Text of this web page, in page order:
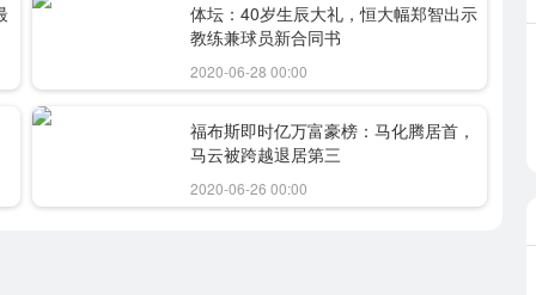
体坛：40岁生辰大礼，恒大幅郑智出示
教练兼球员新合同书
2020-06-28 00:00
福布斯即时亿万富豪榜：马化腾居首，
马云被跨越退居第三
2020-06-26 00:00